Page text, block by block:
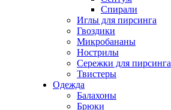
Спирали
Иглы для пирсинга
Гвоздики
Микробананы
Нострилы
Сережки для пирсинга
Твистеры
Одежда
Балахоны
Брюки